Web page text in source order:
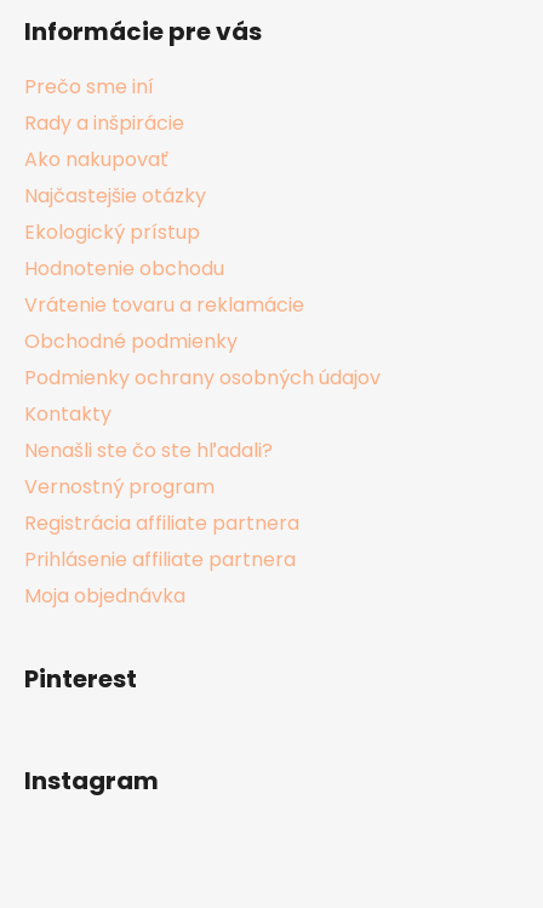
Informácie pre vás
Prečo sme iní
Rady a inšpirácie
Ako nakupovať
Najčastejšie otázky
Ekologický prístup
Hodnotenie obchodu
Vrátenie tovaru a reklamácie
Obchodné podmienky
Podmienky ochrany osobných údajov
Kontakty
Nenašli ste čo ste hľadali?
Vernostný program
Registrácia affiliate partnera
Prihlásenie affiliate partnera
Moja objednávka
Pinterest
Instagram